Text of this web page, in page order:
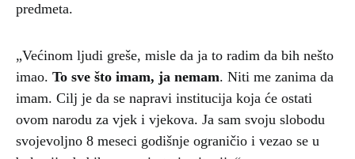
predmeta.
„Većinom ljudi greše, misle da ja to radim da bih nešto
imao. To sve što imam, ja nemam. Niti me zanima da
imam. Cilj je da se napravi institucija koja će ostati
ovom narodu za vjek i vjekova. Ja sam svoju slobodu
svojevoljno 8 meseci godišnje ograničio i vezao se u